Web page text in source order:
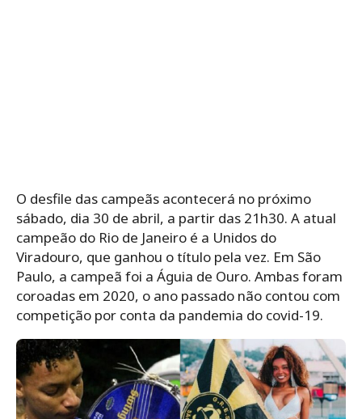
O desfile das campeãs acontecerá no próximo
sábado, dia 30 de abril, a partir das 21h30. A atual
campeão do Rio de Janeiro é a Unidos do
Viradouro, que ganhou o título pela vez. Em São
Paulo, a campeã foi a Águia de Ouro. Ambas foram
coroadas em 2020, o ano passado não contou com
competição por conta da pandemia do covid-19.